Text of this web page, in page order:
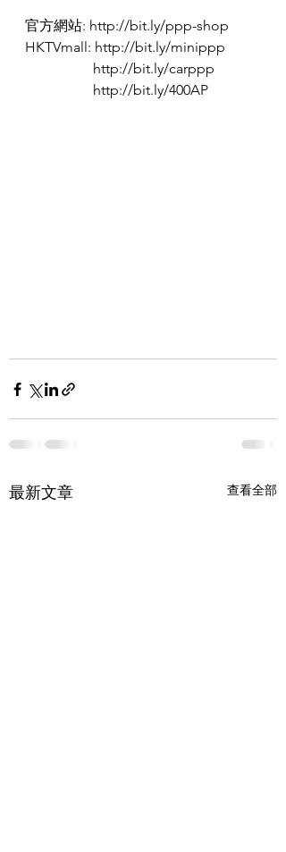
官方網站: http://bit.ly/ppp-shop
HKTVmall: http://bit.ly/minippp
                   http://bit.ly/carppp
                   http://bit.ly/400AP
最新文章 查看全部